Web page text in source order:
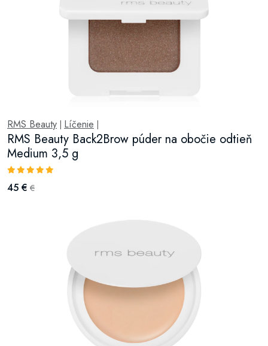
RMS Beauty Líčenie
RMS Beauty Back2Brow púder na obočie odtieň
Medium 3,5 g
45 € €